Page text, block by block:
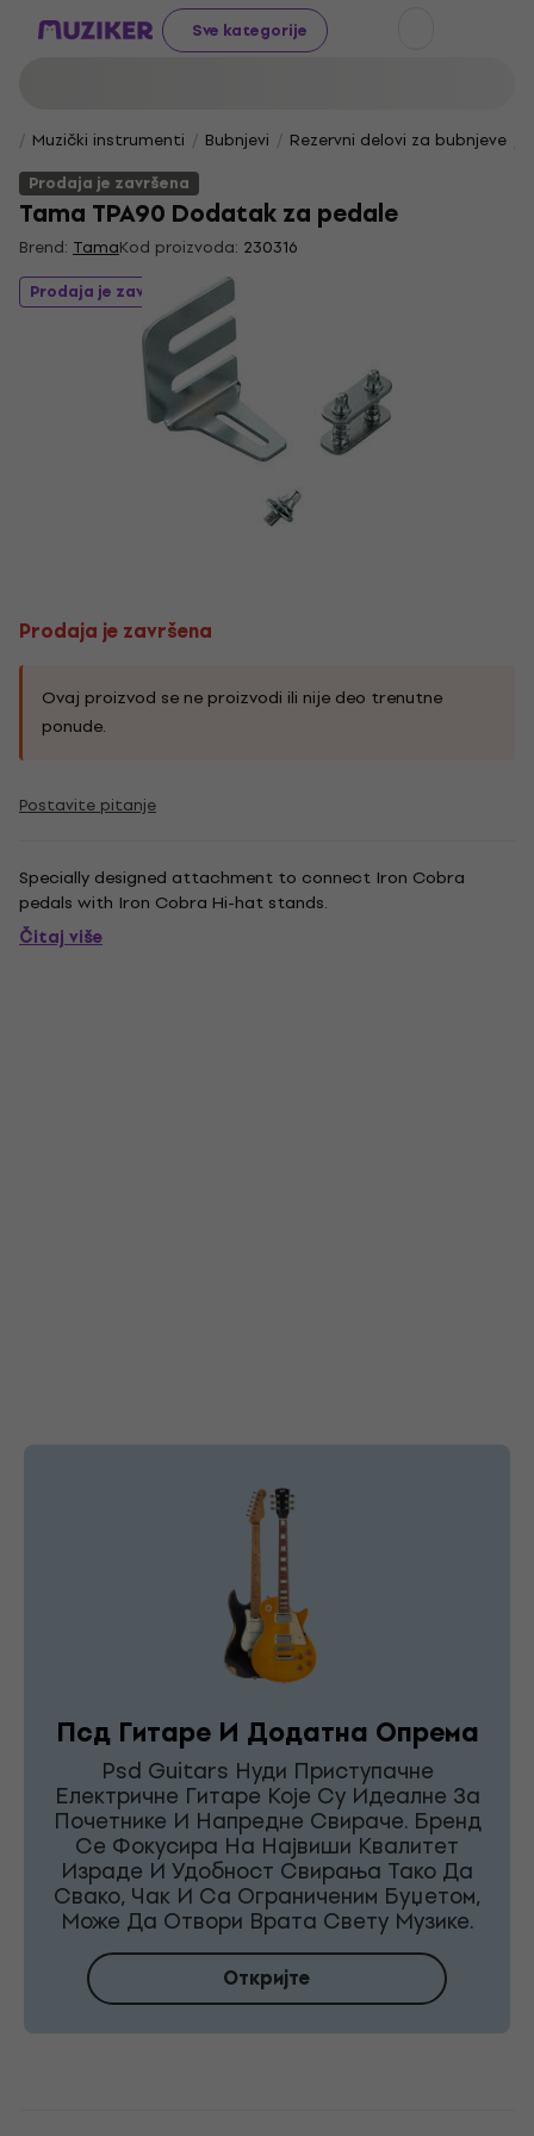
Sve kategorije
Muzički instrumenti Bubnjevi Rezervni delovi za bubnjeve
Prodaja je završena
Tama TPA90 Dodatak za pedale
Brend: TamaKod proizvoda: 230316
Prodaja je završena
Prodaja je završena
Ovaj proizvod se ne proizvodi ili nije deo trenutne
ponude.
Postavite pitanje
Specially designed attachment to connect Iron Cobra
pedals with Iron Cobra Hi-hat stands.
Čitaj više
Псд Гитаре И Додатна Опрема
Psd Guitars Нуди Приступачне
Електричне Гитаре Које Су Идеалне За
Почетнике И Напредне Свираче. Бренд
Се Фокусира На Највиши Квалитет
Израде И Удобност Свирања Тако Да
Свако, Чак И Са Ограниченим Буџетом,
Може Да Отвори Врата Свету Музике.
Откријте